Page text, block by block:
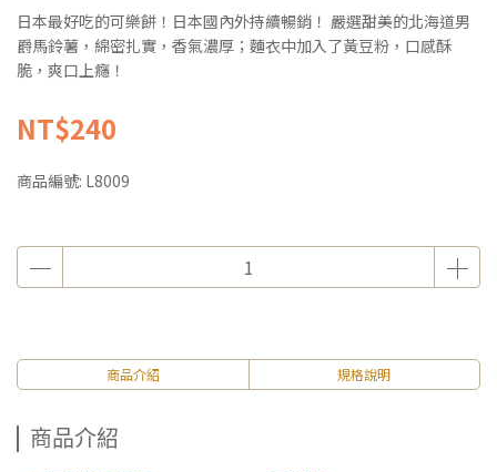
日本最好吃的可樂餅！日本國內外持續暢銷！ 嚴選甜美的北海道男
爵馬鈴薯，綿密扎實，香氣濃厚；麵衣中加入了黃豆粉，口感酥
脆，爽口上癮！
NT$240
商品編號: L8009
商品介紹 規格說明
商品介紹